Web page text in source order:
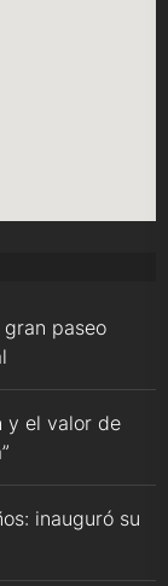
paseo
y el valor de
inauguró su